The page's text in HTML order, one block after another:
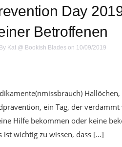
Day
Betroffenen
By Kat @ Bookish Blades on 10/09/2019
ein Tag, der
Hilfe bekommen oder keine
ist wichtig zu wissen, dass […]